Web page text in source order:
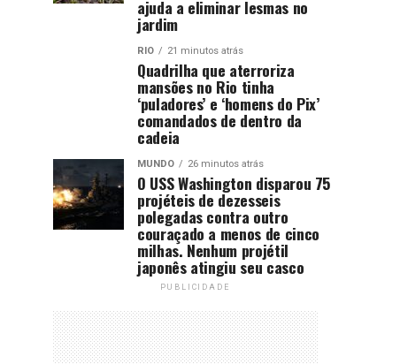
ajuda a eliminar lesmas no
jardim
RIO 21 minutos atrás
Quadrilha que aterroriza
mansões no Rio tinha
‘puladores’ e ‘homens do Pix’
comandados de dentro da
cadeia
MUNDO 26 minutos atrás
O USS Washington disparou 75
projéteis de dezesseis
polegadas contra outro
couraçado a menos de cinco
milhas. Nenhum projétil
japonês atingiu seu casco
PUBLICIDADE